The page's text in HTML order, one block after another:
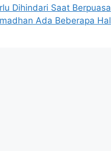
Dihindari Saat Berpuasa
Ada Beberapa Hal